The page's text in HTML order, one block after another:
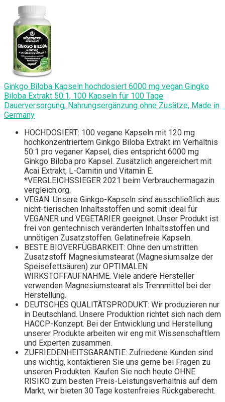
Ginkgo Biloba Kapseln hochdosiert 6000 mg vegan Gingko
Biloba Extrakt 50:1, 100 Kapseln für 100 Tage
Dauerversorgung, Nahrungsergänzung ohne Zusätze, Made in
Germany
HOCHDOSIERT: 100 vegane Kapseln mit 120 mg
hochkonzentriertem Ginkgo Biloba Extrakt im Verhältnis
50:1 pro veganer Kapsel, dies entspricht 6000 mg
Ginkgo Biloba pro Kapsel. Zusätzlich angereichert mit
Acai Extrakt, L-Carnitin und Vitamin E.
*VERGLEICHSSIEGER 2021 beim Verbrauchermagazin
vergleich.org.
VEGAN: Unsere Ginkgo-Kapseln sind ausschließlich aus
nicht-tierischen Inhaltsstoffen und somit ideal für
VEGANER und VEGETARIER geeignet. Unser Produkt ist
frei von gentechnisch veränderten Inhaltsstoffen und
unnötigen Zusatzstoffen. Gelatinefreie Kapseln.
BESTE BIOVERFÜGBARKEIT: Ohne den umstritten
Zusatzstoff Magnesiumstearat (Magnesiumsalze der
Speisefettsäuren) zur OPTIMALEN
WIRKSTOFFAUFNAHME. Viele andere Hersteller
verwenden Magnesiumstearat als Trennmittel bei der
Herstellung.
DEUTSCHES QUALITÄTSPRODUKT: Wir produzieren nur
in Deutschland. Unsere Produktion richtet sich nach dem
HACCP-Konzept. Bei der Entwicklung und Herstellung
unserer Produkte arbeiten wir eng mit Wissenschaftlern
und Experten zusammen.
ZUFRIEDENHEITSGARANTIE: Zufriedene Kunden sind
uns wichtig, kontaktieren Sie uns gerne bei Fragen zu
unseren Produkten. Kaufen Sie noch heute OHNE
RISIKO zum besten Preis-Leistungsverhältnis auf dem
Markt, wir bieten 30 Tage kostenfreies Rückgaberecht.